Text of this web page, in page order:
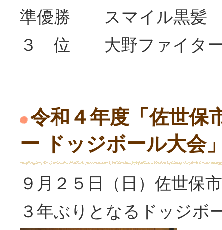
準優勝 スマイル黒髪
３ 位 大野ファイター
令和４年度「佐世保
ー ドッジボール大会
９月２５日（日）佐世保
３年ぶりとなるドッジボ